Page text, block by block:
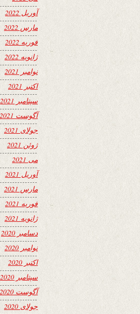
آوریل 2022
مارس 2022
فوریه 2022
ژانویه 2022
نوامبر 2021
اکتبر 2021
سپتامبر 2021
آگوست 2021
جولای 2021
ژوئن 2021
می 2021
آوریل 2021
مارس 2021
فوریه 2021
ژانویه 2021
دسامبر 2020
نوامبر 2020
اکتبر 2020
سپتامبر 2020
آگوست 2020
جولای 2020